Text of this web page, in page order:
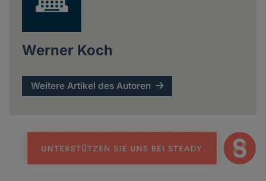
Werner Koch
Weitere Artikel des Autoren